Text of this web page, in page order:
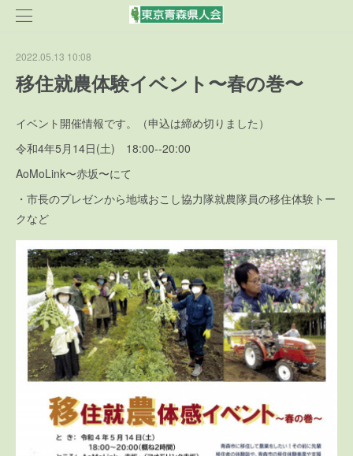
2022.05.13 10:08
移住就農体験イベント〜春の巻〜
イベント開催情報です。（申込は締め切りました）
令和4年5月14日(土) 18:00--20:00
AoMoLink〜赤坂〜にて
・市長のプレゼンから地域おこし協力隊就農隊員の移住体験トー
クなど